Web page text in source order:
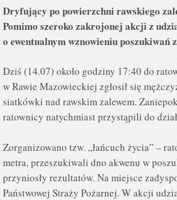
Dryfujący po powierzchni rawskiego
Pomimo szeroko zakrojonej akcji z
o ewentualnym wznowieniu poszukiwań
Dziś (14.07) około godziny 17:40 do
w Rawie Mazowieckiej zgłosił się
siatkówki nad rawskim zalewem.
ratownicy natychmiast przystąpili do
Zorganizowano tzw. „łańcuch życia” –
metra, przeszukiwali dno akwenu w
przyniosły rezultatów. Na miejsce
Państwowej Straży Pożarnej. W akcji